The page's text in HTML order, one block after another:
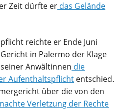
Zeit dürfte er das Gelände
reichte er Ende Juni
in Palermo der Klage
Anwältinnen die
Aufenthaltspflicht entschied.
über die von den
Verletzung der Rechte